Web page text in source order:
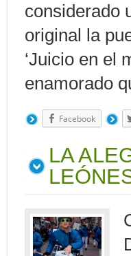
considerado
original la
‘Juicio en el
enamorado
Facebook
LA